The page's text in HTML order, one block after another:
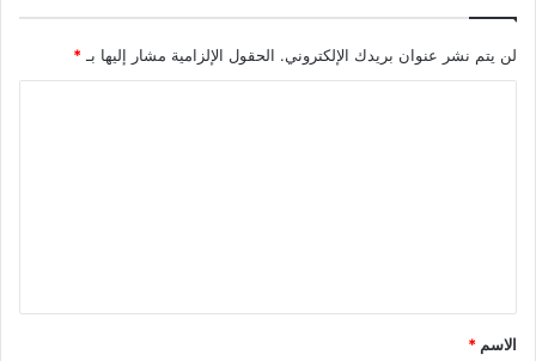
لن يتم نشر عنوان بريدك الإلكتروني. الحقول الإلزامية مشار إليها بـ*
ق
*
الاسم *